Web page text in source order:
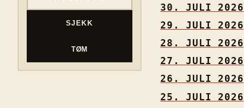
SJEKK
TØM
30. JULI 2026
29. JULI 2026
28. JULI 2026
27. JULI 2026
26. JULI 2026
25. JULI 2026